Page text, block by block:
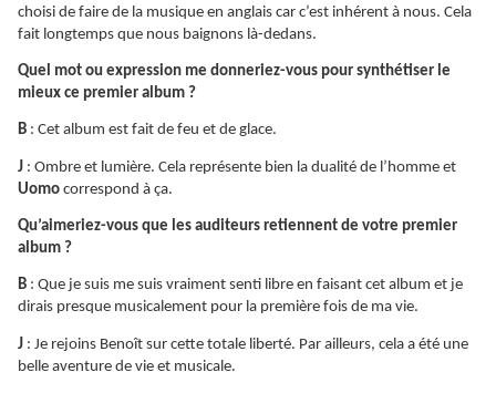
choisi de faire de la musique en anglais car c’est inhérent à nous. Cela
fait longtemps que nous baignons là-dedans.
Quel mot ou expression me donneriez-vous pour synthétiser le
mieux ce premier album ?
B : Cet album est fait de feu et de glace.
J : Ombre et lumière. Cela représente bien la dualité de l’homme et
Uomo correspond à ça.
Qu’aimeriez-vous que les auditeurs retiennent de votre premier
album ?
B : Que je suis me suis vraiment senti libre en faisant cet album et je
dirais presque musicalement pour la première fois de ma vie.
J : Je rejoins Benoît sur cette totale liberté. Par ailleurs, cela a été une
belle aventure de vie et musicale.